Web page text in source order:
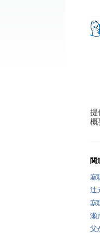
提
概
関
寂
辻
寂
瀬
父